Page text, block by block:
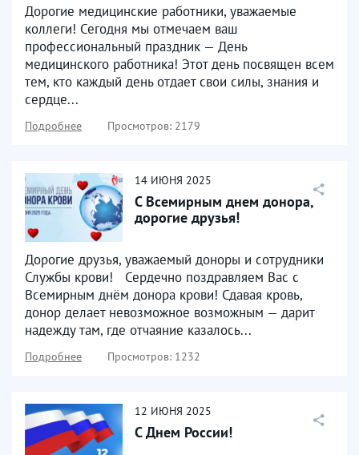
Дорогие медицинские работники, уважаемые
коллеги! Сегодня мы отмечаем ваш
профессиональный праздник — День
медицинского работника! Этот день посвящен всем
тем, кто каждый день отдает свои силы, знания и
сердце...
Подробнее Просмотров: 2179
14 ИЮНЯ 2025
С Всемирным днем донора,
дорогие друзья!
Дорогие друзья, уважаемый доноры и сотрудники
Службы крови! ⁣Сердечно поздравляем Вас с
Всемирным днём донора крови! ⁣Сдавая кровь,
донор делает невозможное возможным — дарит
надежду там, где отчаяние казалось...
Подробнее Просмотров: 1232
12 ИЮНЯ 2025
С Днем России!